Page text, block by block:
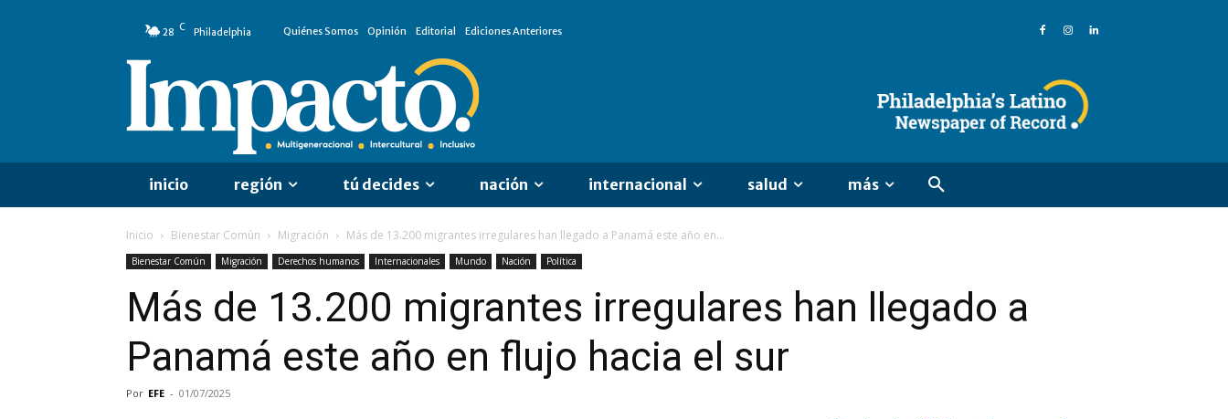
28 C Philadelphia Quiénes Somos Opinión Editorial Ediciones Anteriores
inicio región tú decides nación internacional salud más
Inicio Bienestar Común Migración Más de 13.200 migrantes irregulares han llegado a Panamá este año en...
Bienestar Común Migración Derechos humanos Internacionales Mundo Nación Política
Más de 13.200 migrantes irregulares han llegado a
Panamá este año en flujo hacia el sur
Por EFE - 01/07/2025